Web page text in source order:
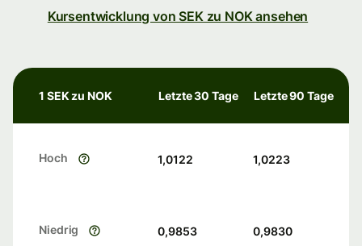
Kursentwicklung von SEK zu NOK ansehen
1 SEK zu NOK Letzte 30 Tage Letzte 90 Tage
Hoch 1,0122 1,0223
Niedrig 0,9853 0,9830